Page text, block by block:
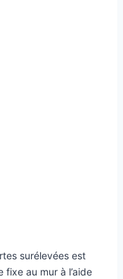
surélevées est
fixe au mur à l’aide